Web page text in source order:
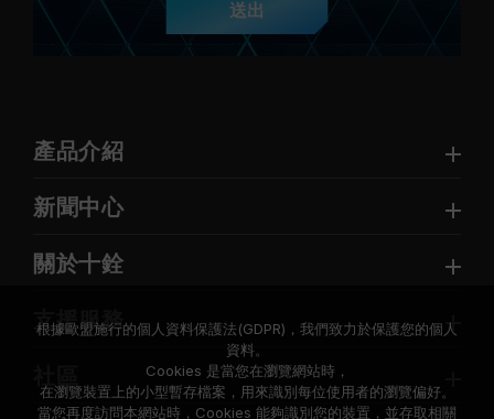
送出
產品介紹
新聞中心
關於十銓
支援服務
根據歐盟施行的個人資料保護法(GDPR)，我們致力於保護您的個人
資料。
Cookies 是當您在瀏覽網站時，
在瀏覽裝置上的小型暫存檔案，用來識別每位使用者的瀏覽偏好。
當您再度訪問本網站時，Cookies 能夠識別您的裝置，並存取相關